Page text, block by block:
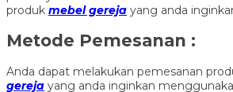
produk mebel gereja yang anda
Metode Pemesanan :
Anda dapat melakukan pemesanan
gereja yang anda inginkan